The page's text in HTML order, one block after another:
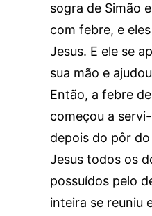
sogra de Simão
com febre, e
Jesus. E ele se
sua mão e
Então, a febre
começou a
depois do pôr
Jesus todos os
possuídos pelo
inteira se reuniu